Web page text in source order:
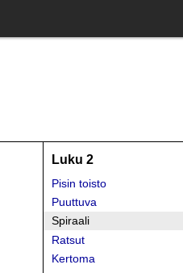
Luku 2
Pisin toisto
Puuttuva
Spiraali
Ratsut
Kertoma